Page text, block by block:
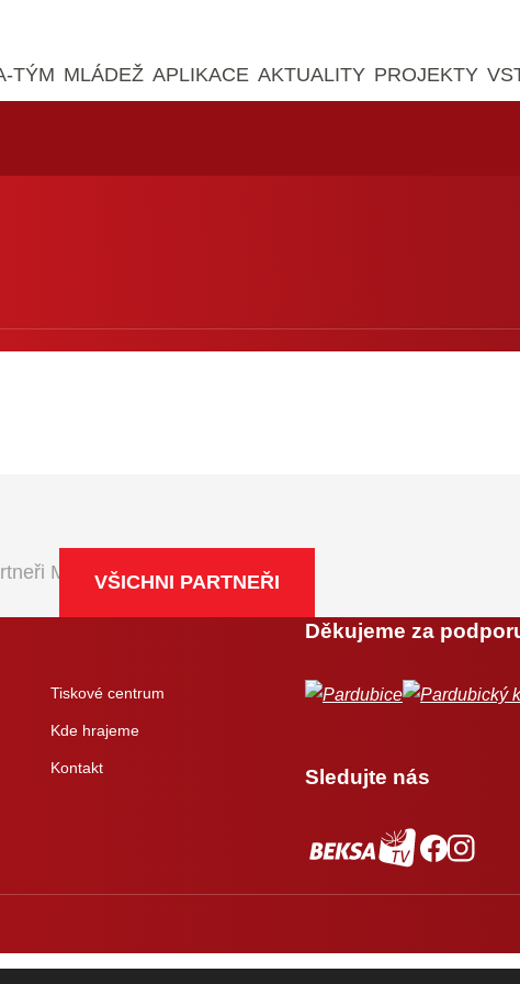
TÝM MLÁDEŽ APLIKACE AKTUALITY PROJEKTY
Maxa NBL
VŠICHNI PARTNEŘI
Tiskové centrum
Kde hrajeme
Kontakt
Děkujeme za
Sledujte nás